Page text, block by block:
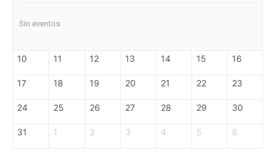
Sin eventos
10 11 12 13 14 15 16
17 18 19 20 21 22 23
24 25 26 27 28 29 30
31 1 2 3 4 5 6